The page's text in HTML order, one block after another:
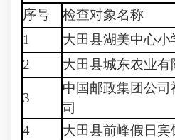
序号 检查对象名称
1
大田县湖美中心小
2
大田县城东农业有
3
中国邮政集团公
司
4 大田县前峰假日宾